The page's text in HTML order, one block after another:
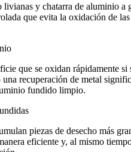
y chatarra de aluminio
que evita la oxidación de
que se oxidan
recuperación de metal
fundido limpio.
piezas de desecho más
eficiente y, al mismo